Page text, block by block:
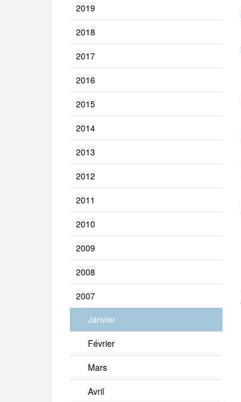
2019
2018
2017
2016
2015
2014
2013
2012
2011
2010
2009
2008
2007
Janvier
Février
Mars
Avril